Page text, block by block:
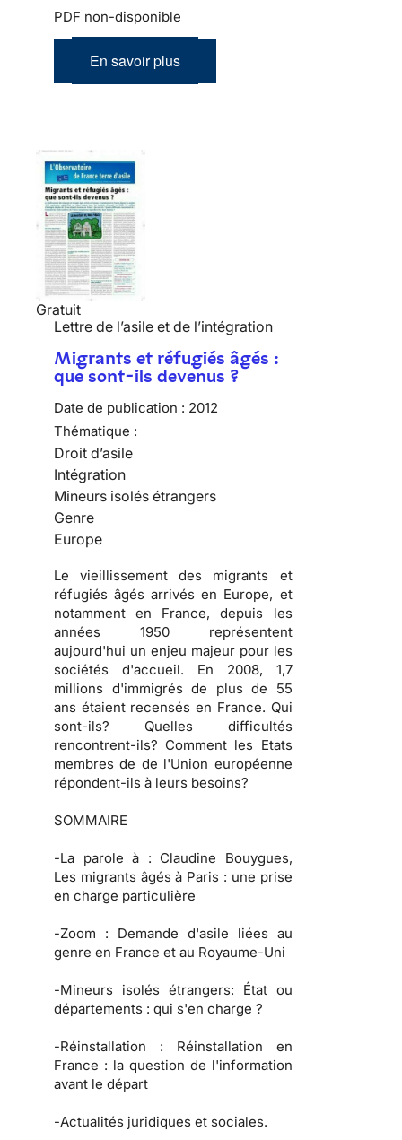
PDF non-disponible
En savoir plus
Gratuit
Lettre de l’asile et de l’intégration
Migrants et réfugiés âgés :
que sont-ils devenus ?
Date de publication : 2012
Thématique :
Droit d’asile
Intégration
Mineurs isolés étrangers
Genre
Europe
Le vieillissement des migrants et
réfugiés âgés arrivés en Europe, et
notamment en France, depuis les
années 1950 représentent
aujourd'hui un enjeu majeur pour les
sociétés d'accueil. En 2008, 1,7
millions d'immigrés de plus de 55
ans étaient recensés en France. Qui
sont-ils? Quelles difficultés
rencontrent-ils? Comment les Etats
membres de de l'Union européenne
répondent-ils à leurs besoins?
SOMMAIRE
-La parole à : Claudine Bouygues,
Les migrants âgés à Paris : une prise
en charge particulière
-Zoom : Demande d'asile liées au
genre en France et au Royaume-Uni
-Mineurs isolés étrangers: État ou
départements : qui s'en charge ?
-Réinstallation : Réinstallation en
France : la question de l'information
avant le départ
-Actualités juridiques et sociales.